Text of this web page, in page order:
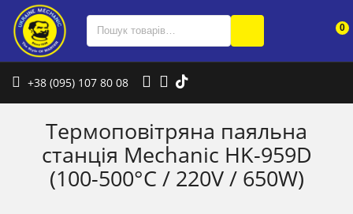
0
+38 (095) 107 80 08
Термоповітряна паяльна
станція Mechanic HK-959D
(100-500°C / 220V / 650W)